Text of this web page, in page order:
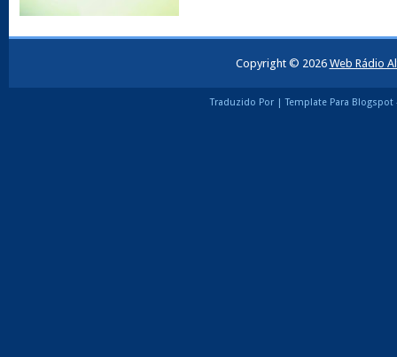
Copyright © 2026 Web Rádio
Traduzido Por |Template Para Blogspot